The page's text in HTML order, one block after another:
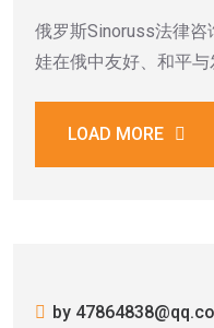
俄罗斯Sinoruss法律咨
娃在俄中友好、和平
LOAD MORE
by